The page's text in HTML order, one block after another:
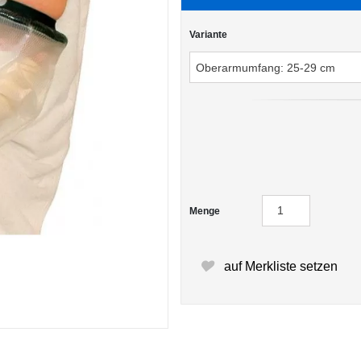
Variante
Menge
auf Merkliste setzen